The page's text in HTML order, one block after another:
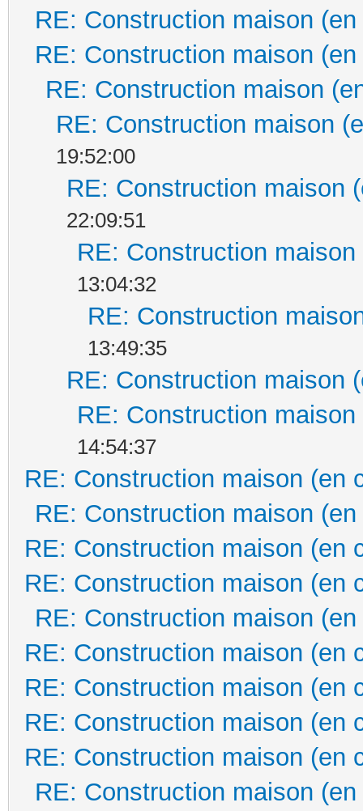
RE: Construction maison
RE: Construction maison
RE: Construction maison
RE: Construction maison
19:52:00
RE: Construction maison
22:09:51
RE: Construction
13:04:32
RE: Construction
13:49:35
RE: Construction maison
RE: Construction
14:54:37
RE: Construction maison (en
RE: Construction maison
RE: Construction maison (en
RE: Construction maison (en
RE: Construction maison
RE: Construction maison (en
RE: Construction maison (en
RE: Construction maison (en
RE: Construction maison (en
RE: Construction maison